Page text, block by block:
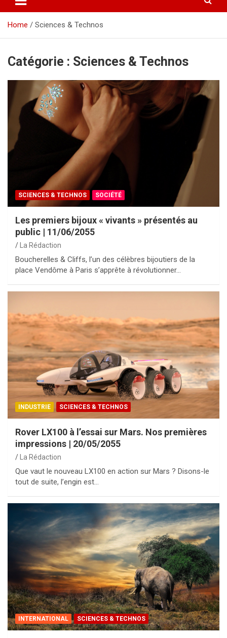
Home Sciences & Technos
Catégorie : Sciences & Technos
SCIENCES & TECHNOS SOCIÉTÉ
Les premiers bijoux « vivants » présentés au
public | 11/06/2055
La Rédaction
Boucherelles & Cliffs, l’un des célèbres bijoutiers de la
place Vendôme à Paris s’apprête à révolutionner…
INDUSTRIE SCIENCES & TECHNOS
Rover LX100 à l’essai sur Mars. Nos premières
impressions | 20/05/2055
La Rédaction
Que vaut le nouveau LX100 en action sur Mars ? Disons-le
tout de suite, l’engin est…
INTERNATIONAL SCIENCES & TECHNOS